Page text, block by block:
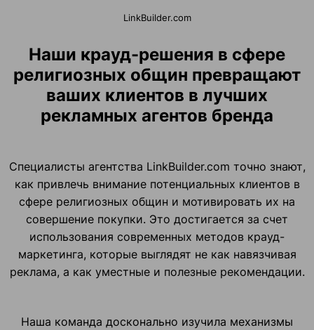
LinkBuilder.com
Наши крауд-решения в сфере
религиозных общин превращают
ваших клиентов в лучших
рекламных агентов бренда
Специалисты агентства LinkBuilder.com точно знают,
как привлечь внимание потенциальных клиентов в
сфере религиозных общин и мотивировать их на
совершение покупки. Это достигается за счет
использования современных методов крауд-
маркетинга, которые выглядят не как навязчивая
реклама, а как уместные и полезные рекомендации.
Наша команда досконально изучила механизмы